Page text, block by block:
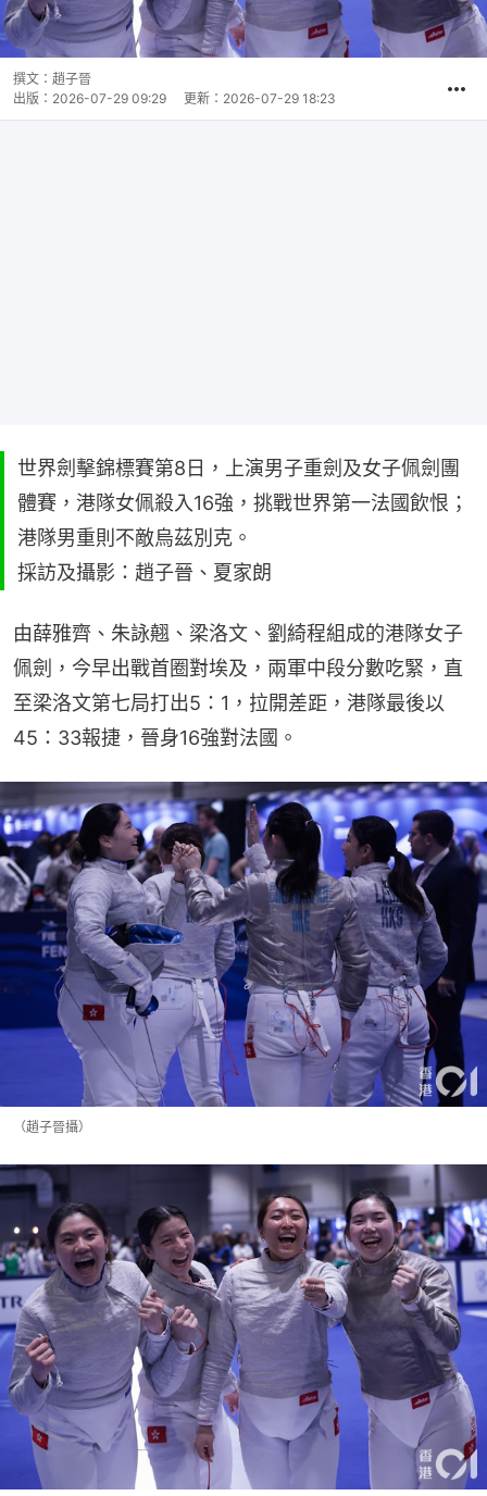
撰文： 趙子晉
出版： 2026-07-29 09:29 更新： 2026-07-29 18:23
世界劍擊錦標賽第8日，上演男子重劍及女子佩劍團
體賽，港隊女佩殺入16強，挑戰世界第一法國飲恨；
港隊男重則不敵烏茲別克。
採訪及攝影：趙子晉、夏家朗
由薛雅齊、朱詠翹、梁洛文、劉綺程組成的港隊女子
佩劍，今早出戰首圈對埃及，兩軍中段分數吃緊，直
至梁洛文第七局打出5：1，拉開差距，港隊最後以
45：33報捷，晉身16強對法國。
（趙子晉攝）